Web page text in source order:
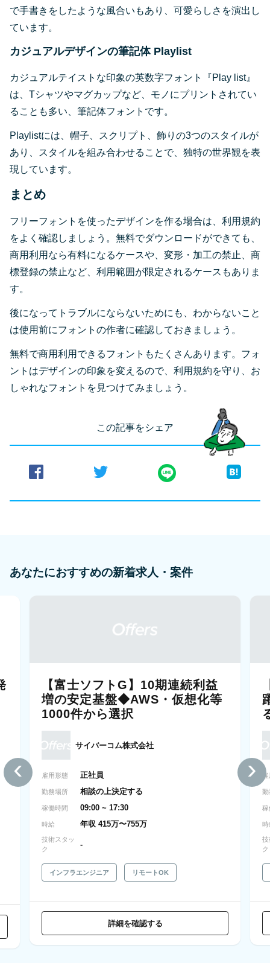
で手書きをしたような風合いもあり、可愛らしさを演出し
ています。
カジュアルデザインの筆記体 Playlist
カジュアルテイストな印象の英数字フォント『Play list』
は、Tシャツやマグカップなど、モノにプリントされてい
ることも多い、筆記体フォントです。
Playlistには、帽子、スクリプト、飾りの3つのスタイルが
あり、スタイルを組み合わせることで、独特の世界観を表
現しています。
まとめ
フリーフォントを使ったデザインを作る場合は、利用規約
をよく確認しましょう。無料でダウンロードができても、
商用利用なら有料になるケースや、変形・加工の禁止、商
標登録の禁止など、利用範囲が限定されるケースもありま
す。
後になってトラブルにならないためにも、わからないこと
は使用前にフォントの作者に確認しておきましょう。
無料で商用利用できるフォントもたくさんあります。フォ
ントはデザインの印象を変えるので、利用規約を守り、お
しゃれなフォントを見つけてみましょう。
この記事をシェア
あなたにおすすめの新着求人・案件
【富士ソフトG】10期連続利益
増の安定基盤◆AWS・仮想化等
1000件から選択
サイバーコム株式会社
雇用形態 正社員
勤務場所 相談の上決定する
稼働時間 09:00 ~ 17:30
時給 年収 415万〜755万
技術スタッ
ク
-
インフラエンジニア リモートOK
詳細を確認する
勤
稼
時
技
ク
‹ ›